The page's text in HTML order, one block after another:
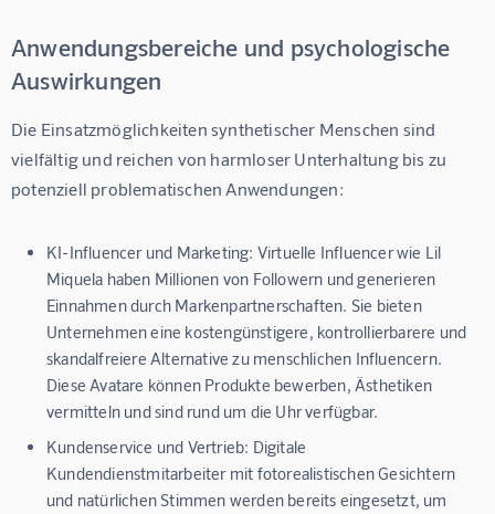
Anwendungsbereiche und psychologische
Auswirkungen
Die Einsatzmöglichkeiten synthetischer Menschen sind
vielfältig und reichen von harmloser Unterhaltung bis zu
potenziell problematischen Anwendungen:
KI-Influencer und Marketing: Virtuelle Influencer wie Lil
Miquela haben Millionen von Followern und generieren
Einnahmen durch Markenpartnerschaften. Sie bieten
Unternehmen eine kostengünstigere, kontrollierbarere und
skandalfreiere Alternative zu menschlichen Influencern.
Diese Avatare können Produkte bewerben, Ästhetiken
vermitteln und sind rund um die Uhr verfügbar.
Kundenservice und Vertrieb: Digitale
Kundendienstmitarbeiter mit fotorealistischen Gesichtern
und natürlichen Stimmen werden bereits eingesetzt, um